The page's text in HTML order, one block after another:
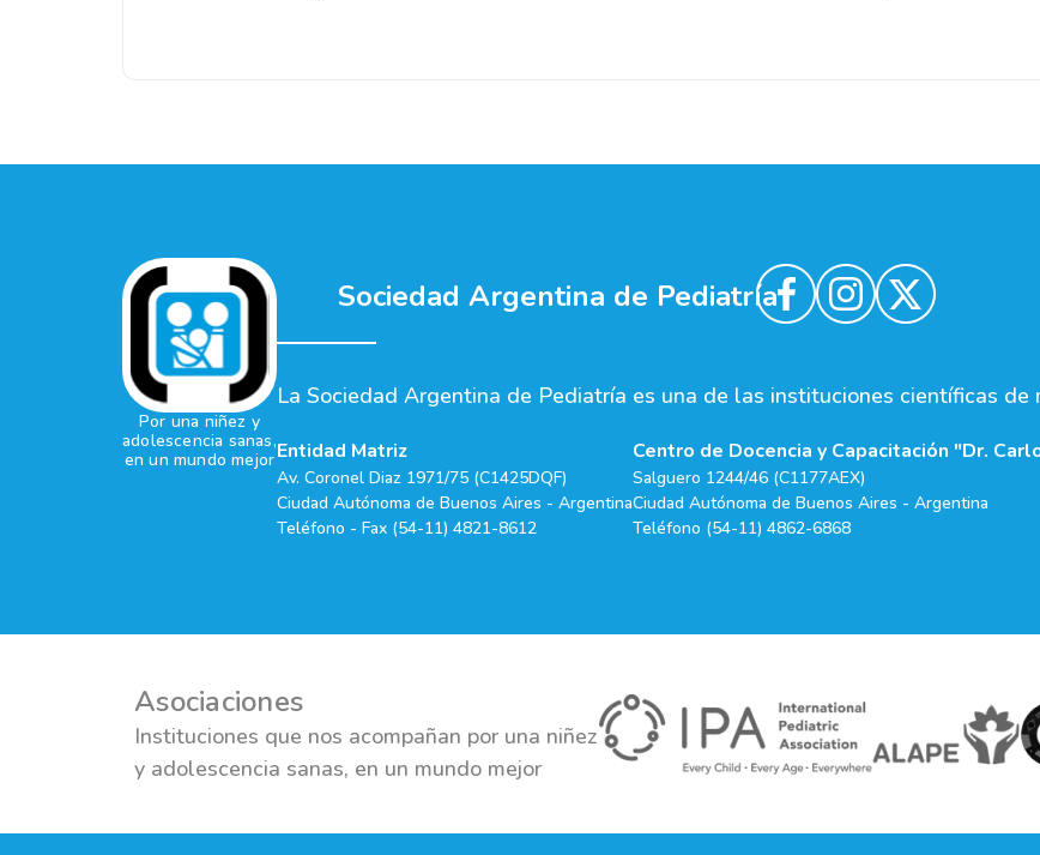
Sociedad Argentina de Pediatría
Por una niñez y
adolescencia sanas,
en un mundo mejor
La Sociedad Argentina de Pediatría es una de las instituciones científicas
Entidad Matriz
Av. Coronel Diaz 1971/75 (C1425DQF)
Ciudad Autónoma de Buenos Aires - Argentina
Teléfono - Fax (54-11) 4821-8612
Centro de Docencia y Capacitación "Dr.
Salguero 1244/46 (C1177AEX)
Ciudad Autónoma de Buenos Aires - Argentina
Teléfono (54-11) 4862-6868
Asociaciones
Instituciones que nos acompañan por una niñez
y adolescencia sanas, en un mundo mejor